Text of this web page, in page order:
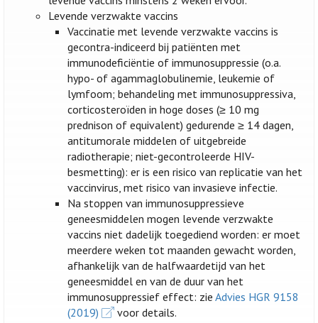
Levende verzwakte vaccins
Vaccinatie met levende verzwakte vaccins is
gecontra-indiceerd bij patiënten met
immunodeficiëntie of immunosuppressie (o.a.
hypo- of agammaglobulinemie, leukemie of
lymfoom; behandeling met immunosuppressiva,
corticosteroïden in hoge doses (≥ 10 mg
prednison of equivalent) gedurende ≥ 14 dagen,
antitumorale middelen of uitgebreide
radiotherapie; niet-gecontroleerde HIV-
besmetting): er is een risico van replicatie van het
vaccinvirus, met risico van invasieve infectie.
Na stoppen van immunosuppressieve
geneesmiddelen mogen levende verzwakte
vaccins niet dadelijk toegediend worden: er moet
meerdere weken tot maanden gewacht worden,
afhankelijk van de halfwaardetijd van het
geneesmiddel en van de duur van het
immunosuppressief effect: zie Advies HGR 9158
(2019)
voor details.